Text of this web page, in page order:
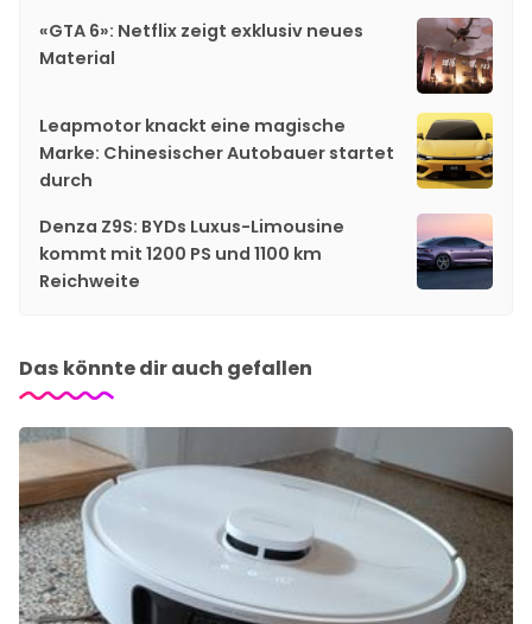
«GTA 6»: Netflix zeigt exklusiv neues
Material
Leapmotor knackt eine magische
Marke: Chinesischer Autobauer startet
durch
Denza Z9S: BYDs Luxus-Limousine
kommt mit 1200 PS und 1100 km
Reichweite
Das könnte dir auch gefallen